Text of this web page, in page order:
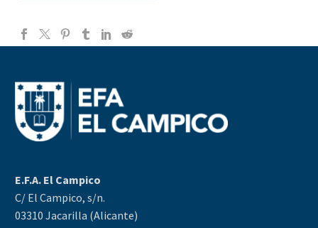
E.F.A. El Campico
C/ El Campico, s/n.
03310 Jacarilla (Alicante)